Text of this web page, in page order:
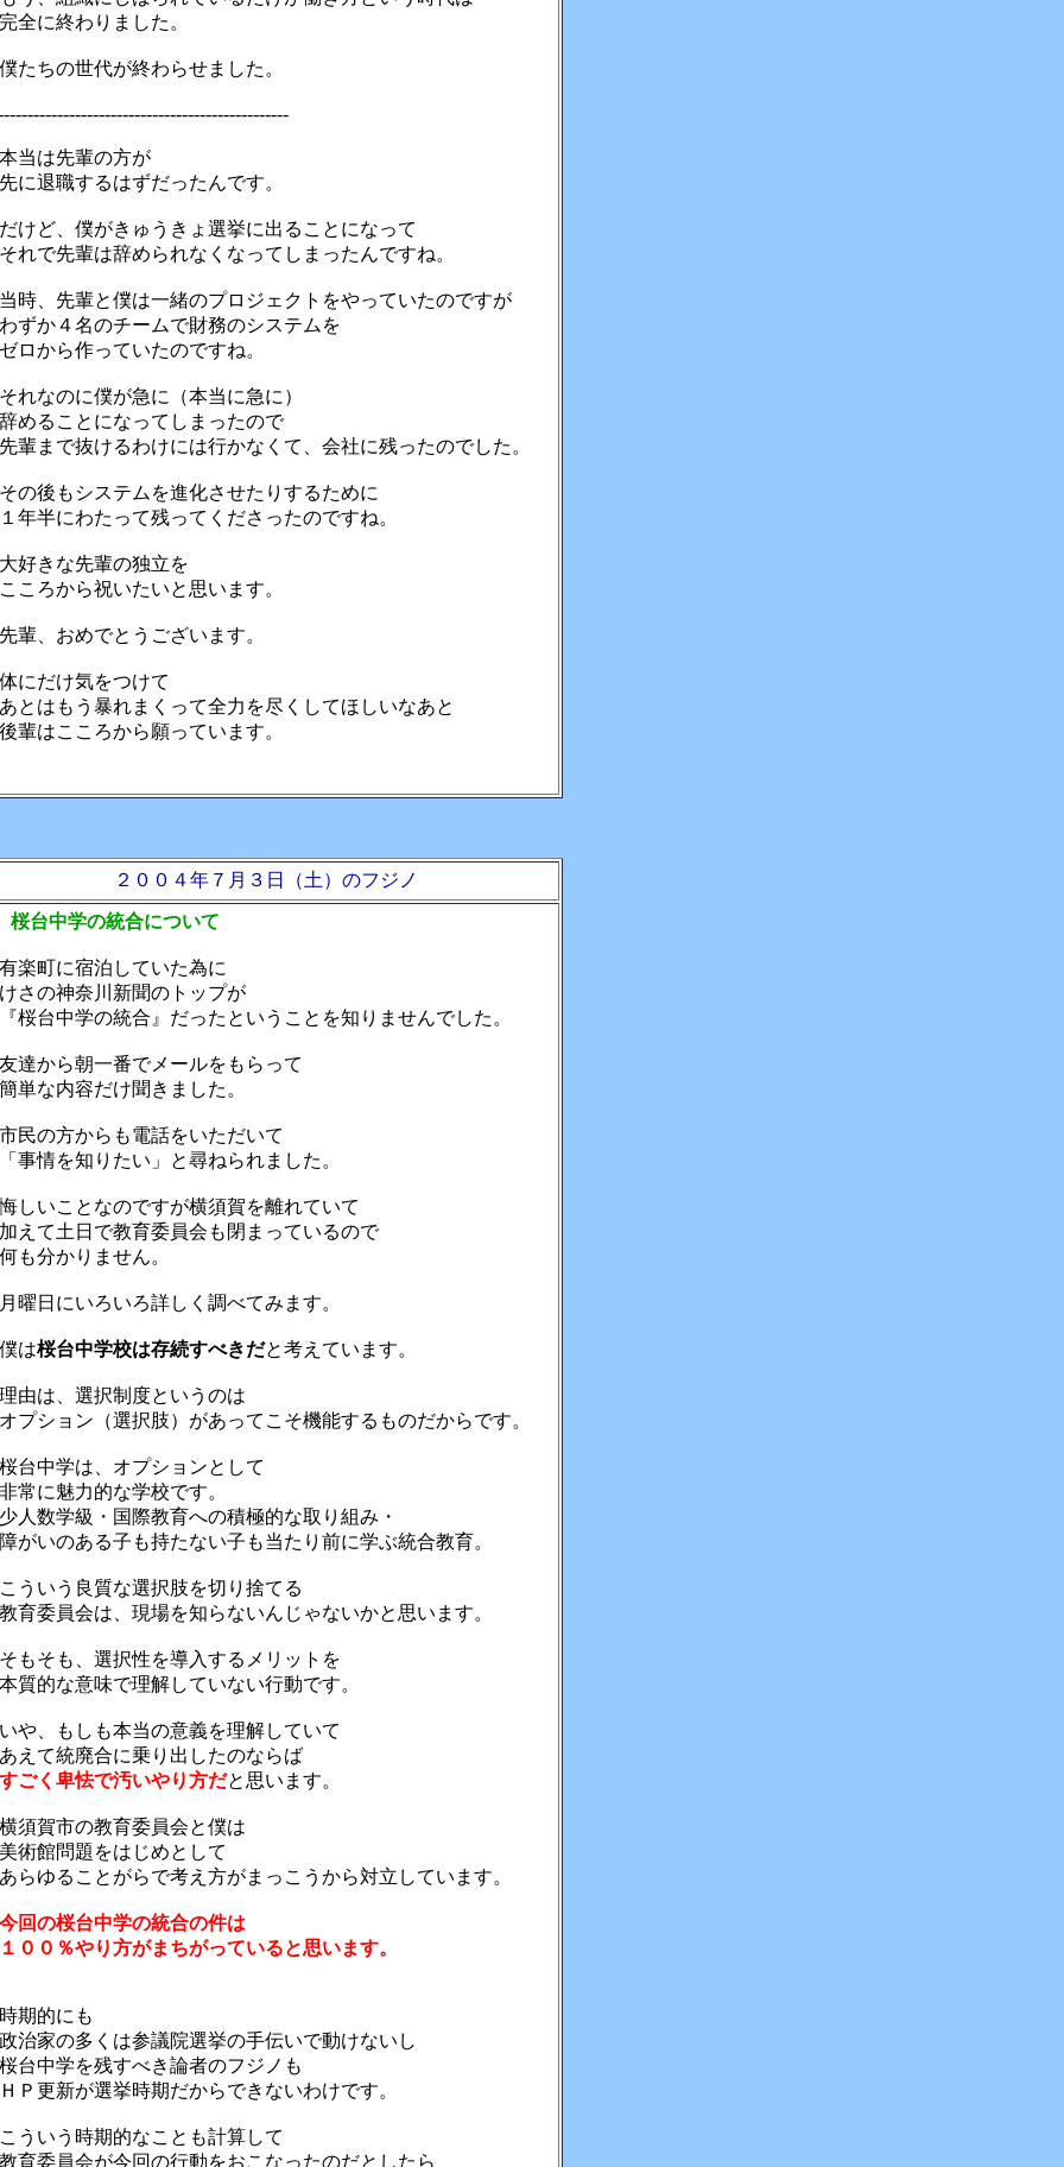
全に終わりました。
たちの世代が終わらせました。
当は先輩の方が
に退職するはずだったんです。
けど、僕がきゅうきょ選挙に出ることになって
れで先輩は辞められなくなってしまったんですね。
時、先輩と僕は一緒のプロジェクトをやっていたのですが
ずか４名のチームで財務のシステムを
ロから作っていたのですね。
れなのに僕が急に（本当に急に）
めることになってしまったので
輩まで抜けるわけには行かなくて、会社に残ったのでした。
の後もシステムを進化させたりするために
年半にわたって残ってくださったのですね。
好きな先輩の独立を
ころから祝いたいと思います。
輩、おめでとうございます。
にだけ気をつけて
とはもう暴れまくって全力を尽くしてほしいなあと
輩はこころから願っています。
２００４年７月３日（土）のフジノ
台中学の統合について
楽町に宿泊していた為に
さの神奈川新聞のトップが
桜台中学の統合』だったということを知りませんでした。
達から朝一番でメールをもらって
単な内容だけ聞きました。
民の方からも電話をいただいて
事情を知りたい」と尋ねられました。
しいことなのですが横須賀を離れていて
えて土日で教育委員会も閉まっているので
も分かりません。
曜日にいろいろ詳しく調べてみます。
は桜台中学校は存続すべきだと考えています。
由は、選択制度というのは
プション（選択肢）があってこそ機能するものだからです。
台中学は、オプションとして
常に魅力的な学校です。
人数学級・国際教育への積極的な取り組み・
がいのある子も持たない子も当たり前に学ぶ統合教育。
ういう良質な選択肢を切り捨てる
育委員会は、現場を知らないんじゃないかと思います。
もそも、選択性を導入するメリットを
質的な意味で理解していない行動です。
や、もしも本当の意義を理解していて
えて統廃合に乗り出したのならば
すごく卑怯で汚いやり方だと思います。
須賀市の教育委員会と僕は
術館問題をはじめとして
らゆることがらで考え方がまっこうから対立しています。
今回の桜台中学の統合の件は
００％やり方がまちがっていると思います。
期的にも
治家の多くは参議院選挙の手伝いで動けないし
台中学を残すべき論者のフジノも
Ｐ更新が選挙時期だからできないわけです。
ういう時期的なことも計算して
育委員会が今回の行動をおこなったのだとしたら